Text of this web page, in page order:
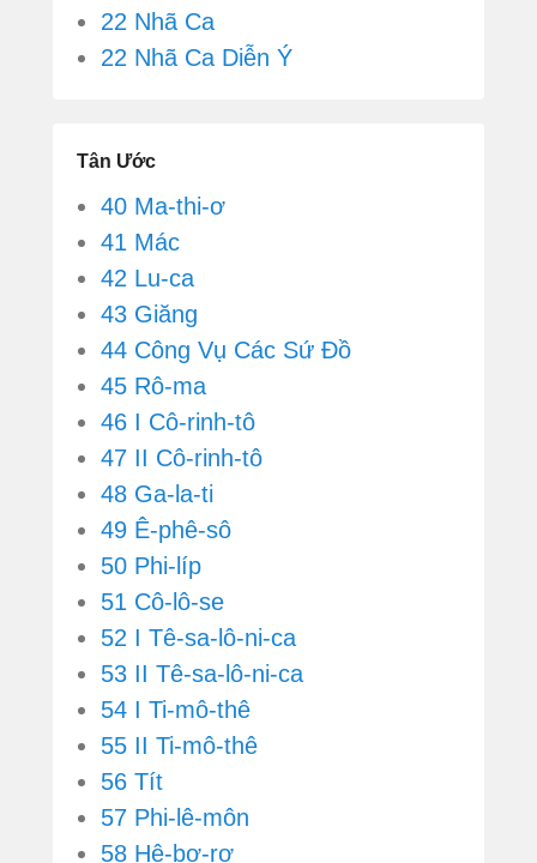
22 Nhã Ca
22 Nhã Ca Diễn Ý
Tân Ước
40 Ma-thi-ơ
41 Mác
42 Lu-ca
43 Giăng
44 Công Vụ Các Sứ Đồ
45 Rô-ma
46 I Cô-rinh-tô
47 II Cô-rinh-tô
48 Ga-la-ti
49 Ê-phê-sô
50 Phi-líp
51 Cô-lô-se
52 I Tê-sa-lô-ni-ca
53 II Tê-sa-lô-ni-ca
54 I Ti-mô-thê
55 II Ti-mô-thê
56 Tít
57 Phi-lê-môn
58 Hê-bơ-rơ